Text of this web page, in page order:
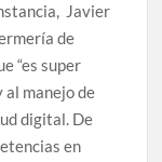
Javier
de
“es super
al manejo de
digital. De
en